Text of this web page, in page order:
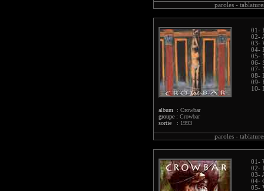
paroles -
album : Crowbar
groupe : Crowbar
sortie : 1993
01-
02-
03-
04-
05-
06-
07-
08-
09-
10-
paroles -
01-
02-
03-
04-
05-